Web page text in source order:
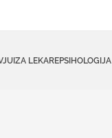
ZA LEKAREPSIHOLOGIJA